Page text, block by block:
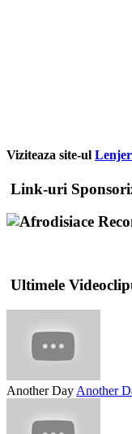
Viziteaza site-ul
Link-uri
Ultimele
Another Day Another